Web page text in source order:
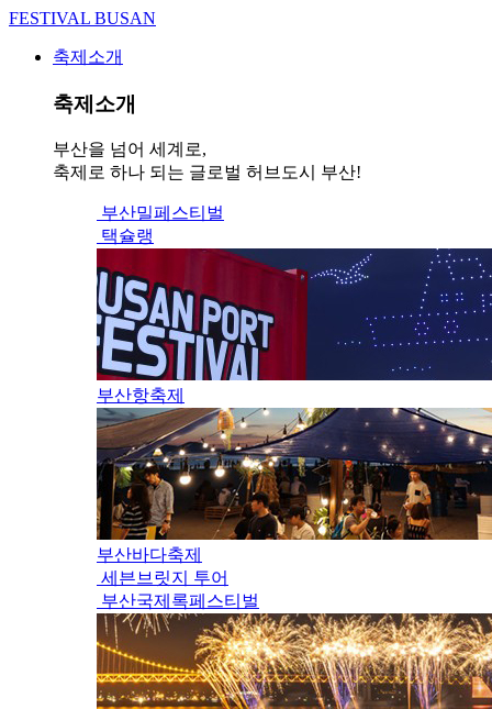
FESTIVAL BUSAN
축제소개
축제소개
부산을 넘어 세계로,
축제로 하나 되는 글로벌 허브도시 부산!
부산밀페스티벌
택슐랭
부산항축제
부산바다축제
세븐브릿지 투어
부산국제록페스티벌